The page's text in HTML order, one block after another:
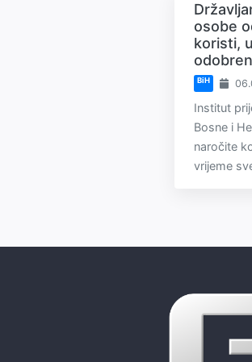
osobe
koristi,
BiH
Institut
Bosne i
naročite
vrijeme